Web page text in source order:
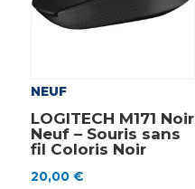
NEUF
LOGITECH M171 Noir
Neuf – Souris sans
fil Coloris Noir
20,00 €